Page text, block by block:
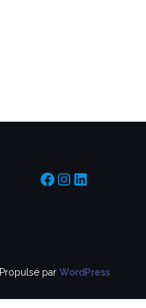
https://
https://
https://
Propulsé par WordPress